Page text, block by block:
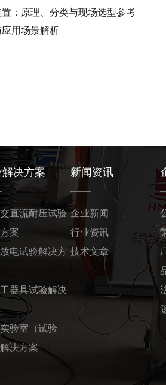
：原理、分类与现场选型参考
用场景解析
决方案
直流耐压试验
案
电试验解决方
器具试验解决
验室（试验
决方案
新闻资讯
企业新闻
行业资讯
技术文章